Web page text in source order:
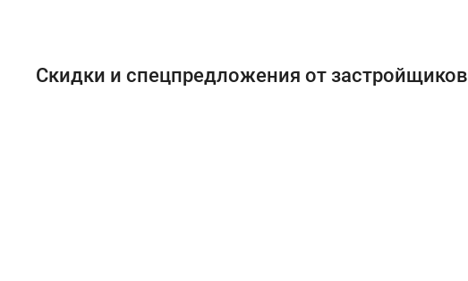
Скидки и спецпредложения от застройщиков